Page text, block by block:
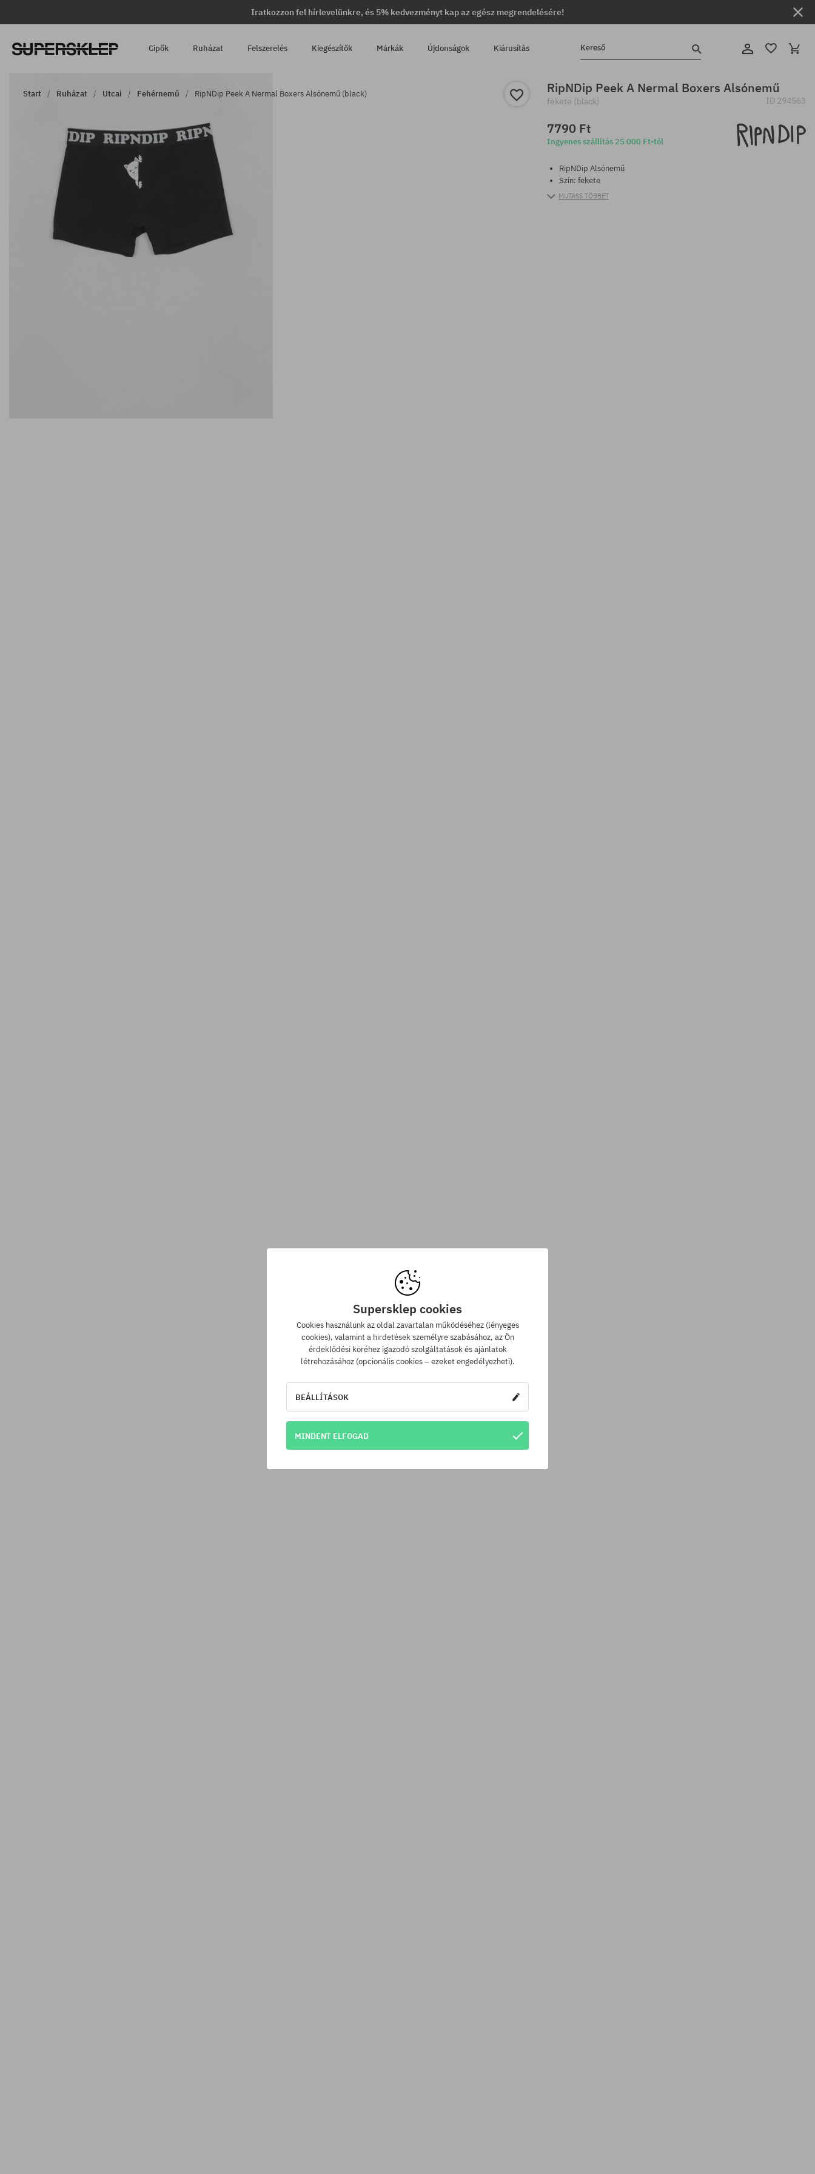
Iratkozzon fel hírlevelünkre, és 5% kedvezményt kap az egész megrendelésére!
Cipők Ruházat Felszerelés Kiegészítők Márkák Újdonságok Kiárusítás Kereső
Start Ruházat Utcai Fehérnemű RipNDip Peek A Nermal Boxers Alsónemű (black) RipNDip Peek A Nermal Boxers Alsónemű
fekete (black) ID 294563
7790 Ft
Ingyenes szállítás 25 000 Ft-tól
RipNDip Alsónemű
Szín: fekete
MUTASS TÖBBET
Supersklep cookies
Cookies használunk az oldal zavartalan működéséhez (lényeges
cookies), valamint a hirdetések személyre szabásához, az Ön
érdeklődési köréhez igazodó szolgáltatások és ajánlatok
létrehozásához (opcionális cookies – ezeket engedélyezheti).
BEÁLLÍTÁSOK
MINDENT ELFOGAD